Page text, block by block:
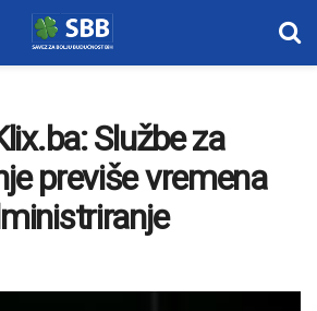
Službe za
previše vremena